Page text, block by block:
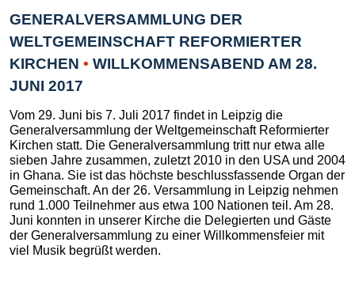
GENERALVERSAMMLUNG DER
WELTGEMEINSCHAFT REFORMIERTER
KIRCHEN • WILLKOMMENSABEND AM 28.
JUNI 2017
Vom 29. Juni bis 7. Juli 2017 findet in Leipzig die
Generalversammlung der Weltgemeinschaft Reformierter
Kirchen statt. Die Generalversammlung tritt nur etwa alle
sieben Jahre zusammen, zuletzt 2010 in den USA und 2004
in Ghana. Sie ist das höchste beschlussfassende Organ der
Gemeinschaft. An der 26. Versammlung in Leipzig nehmen
rund 1.000 Teilnehmer aus etwa 100 Nationen teil. Am 28.
Juni konnten in unserer Kirche die Delegierten und Gäste
der Generalversammlung zu einer Willkommensfeier mit
viel Musik begrüßt werden.